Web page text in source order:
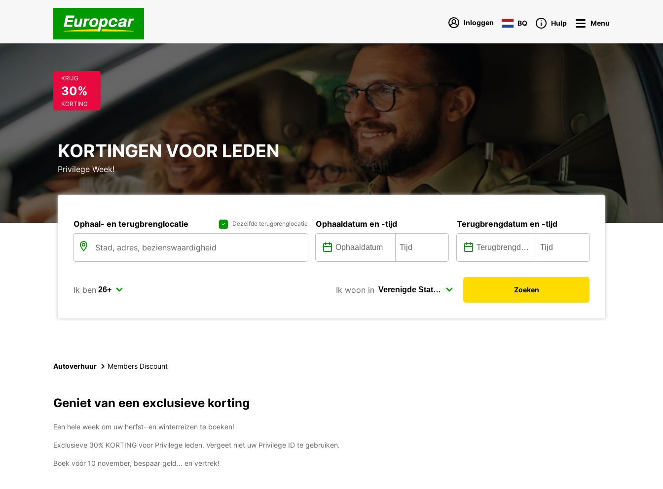
Inloggen BQ Hulp Menu
KRIJG
30%
KORTING
KORTINGEN VOOR LEDEN
Privilege Week!
Ophaal- en terugbrenglocatie Dezelfde terugbrenglocatie Ophaaldatum en -tijd Terugbrengdatum en -tijd
Ik ben Ik woon in Zoeken
Autoverhuur Members Discount
Geniet van een exclusieve korting
Een hele week om uw herfst- en winterreizen te boeken!
Exclusieve 30% KORTING voor Privilege leden. Vergeet niet uw Privilege ID te gebruiken.
Boek vóór 10 november, bespaar geld... en vertrek!